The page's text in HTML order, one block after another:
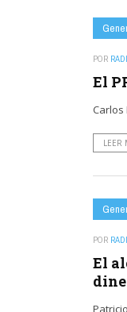
POR
El
LEER
POR
El